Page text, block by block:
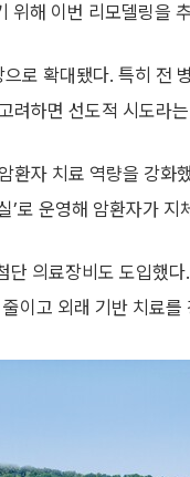
위해 이번 리모델링을
로 확대됐다. 특히 전
려하면 선도적 시도라
자 치료 역량을 강화
로 운영해 암환자가
의료장비도 도입했
이고 외래 기반 치료를